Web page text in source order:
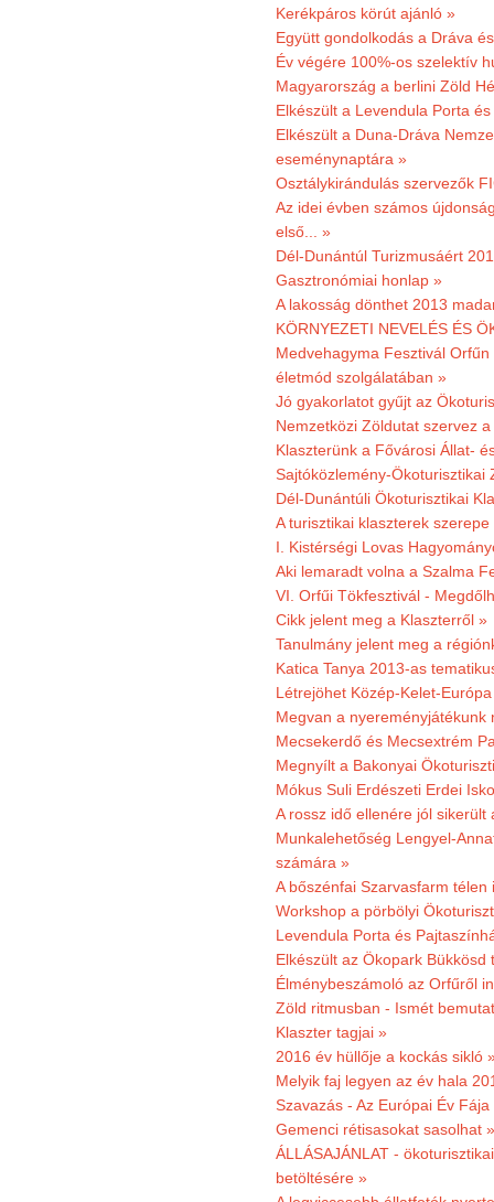
Kerékpáros körút ajánló »
Együtt gondolkodás a Dráva
Év végére 100%-os szelektív
Magyarország a berlini Zöld
Elkészült a Levendula Porta
Elkészült a Duna-Dráva
eseménynaptára »
Osztálykirándulás szervezők
Az idei évben számos
első... »
Dél-Dunántúl Turizmusáért
Gasztronómiai honlap »
A lakosság dönthet 2013
KÖRNYEZETI NEVELÉS ÉS
Medvehagyma Fesztivál
életmód szolgálatában »
Jó gyakorlatot gyűjt az
Nemzetközi Zöldutat szervez
Klaszterünk a Fővárosi Állat-
Sajtóközlemény-Ökoturisztikai
Dél-Dunántúli Ökoturisztikai
A turisztikai klaszterek
I. Kistérségi Lovas
Aki lemaradt volna a Szalma
VI. Orfűi Tökfesztivál -
Cikk jelent meg a Klaszterről »
Tanulmány jelent meg a
Katica Tanya 2013-as
Létrejöhet Közép-Kelet-
Megvan a nyereményjátékunk
Mecsekerdő és Mecsextrém
Megnyílt a Bakonyai
Mókus Suli Erdészeti Erdei
A rossz idő ellenére jól sikerült
Munkalehetőség Lengyel-
számára »
A bőszénfai Szarvasfarm
Workshop a pörbölyi
Levendula Porta és
Elkészült az Ökopark
Élménybeszámoló az Orfűről
Zöld ritmusban - Ismét
Klaszter tagjai »
2016 év hüllője a kockás sikló
Melyik faj legyen az év hala
Szavazás - Az Európai Év
Gemenci rétisasokat sasolhat »
ÁLLÁSAJÁNLAT -
betöltésére »